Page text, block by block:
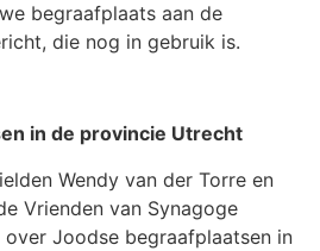
begraafplaats aan de
die nog in gebruik is.
in de provincie Utrecht
Wendy van der Torre en
Vrienden van Synagoge
Joodse begraafplaatsen in